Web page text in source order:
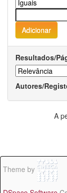
Resultados/
Autores/
A
Theme by